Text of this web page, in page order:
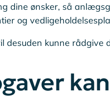
dine ønsker, så
og
kunne rådgive